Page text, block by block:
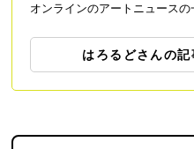
オンラインのアートニュースの
はろるどさんの